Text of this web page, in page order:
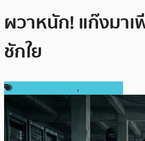
ผวาหนัก! แก๊งมา
ชักใย
,